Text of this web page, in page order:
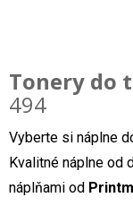
Tonery do
494
Vyberte si náplne
Kvalitné náplne od
náplňami od